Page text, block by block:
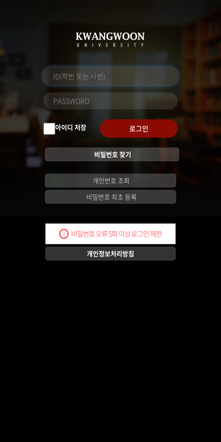
아이디 저장 로그인
비밀번호 찾기
개인번호 조회
비밀번호 최초 등록
! 비밀번호 오류 5회 이상 로그인 제한
개인정보처리방침